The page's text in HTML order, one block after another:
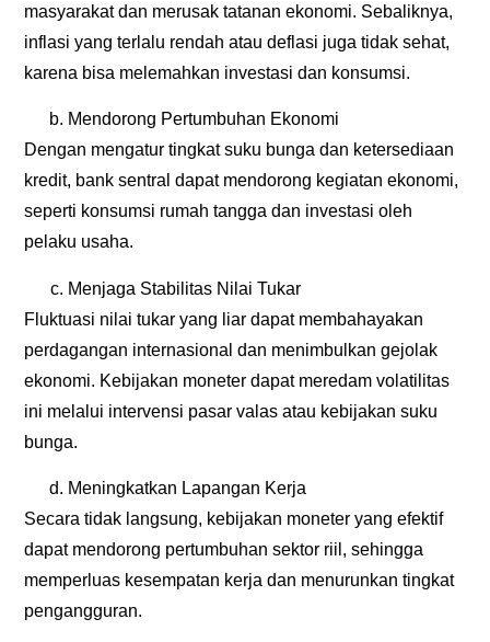
masyarakat dan merusak tatanan ekonomi. Sebaliknya,
inflasi yang terlalu rendah atau deflasi juga tidak sehat,
karena bisa melemahkan investasi dan konsumsi.
Mendorong Pertumbuhan Ekonomi
Dengan mengatur tingkat suku bunga dan ketersediaan
kredit, bank sentral dapat mendorong kegiatan ekonomi,
seperti konsumsi rumah tangga dan investasi oleh
pelaku usaha.
Menjaga Stabilitas Nilai Tukar
Fluktuasi nilai tukar yang liar dapat membahayakan
perdagangan internasional dan menimbulkan gejolak
ekonomi. Kebijakan moneter dapat meredam volatilitas
ini melalui intervensi pasar valas atau kebijakan suku
bunga.
Meningkatkan Lapangan Kerja
Secara tidak langsung, kebijakan moneter yang efektif
dapat mendorong pertumbuhan sektor riil, sehingga
memperluas kesempatan kerja dan menurunkan tingkat
pengangguran.